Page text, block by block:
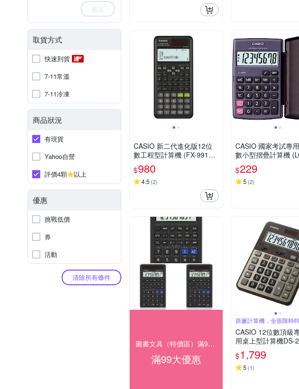
確定
取貨方式
快速到貨
7-11常溫
7-11冷凍
商品狀況
有現貨
Yahoo自營
評價4顆
以上
優惠
挑戰低價
券
活動
清除所有條件
CASIO 新二代進化版12位
數工程型計算機 (FX-991ES
PLUS-2)
$980
4.5 (2)
CASIO 國家考試專用機8位
數小型摺疊計算機
V-BK)
$229
5 (2)
圖書文具（特價區）滿99出貨
滿99大優惠
原廠計算機，全面限時
CASIO 12位數頂級
用桌上型計算機DS-
黑/古銅金色
$1,799
5 (1)